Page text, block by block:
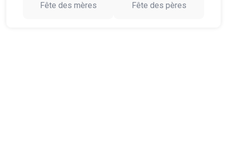
Fête des mères Fête des pères